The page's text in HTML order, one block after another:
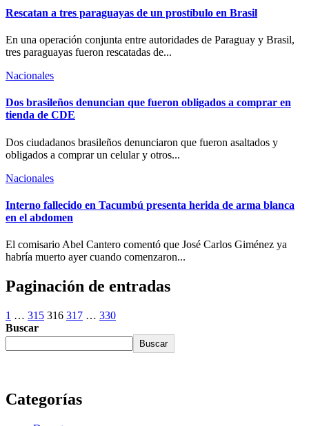
Rescatan a tres paraguayas de un prostíbulo en Brasil
En una operación conjunta entre autoridades de Paraguay y Brasil,
tres paraguayas fueron rescatadas de...
Nacionales
Dos brasileños denuncian que fueron obligados a comprar en
tienda de CDE
Dos ciudadanos brasileños denunciaron que fueron asaltados y
obligados a comprar un celular y otros...
Nacionales
Interno fallecido en Tacumbú presenta herida de arma blanca
en el abdomen
El comisario Abel Cantero comentó que José Carlos Giménez ya
habría muerto ayer cuando comenzaron...
Paginación de entradas
1 … 315 316 317 … 330
Buscar
Buscar
Categorías